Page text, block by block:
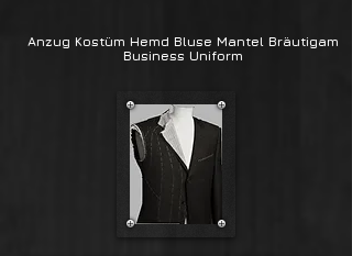
Anzug Kostüm Hemd Bluse Mantel Bräutigam
Business Uniform